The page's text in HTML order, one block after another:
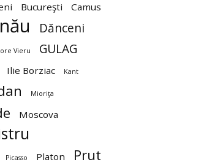
Bucureşti Camus
Dănceni
Vieru
GULAG
Ilie Borziac Kant
Mioriţa
Moscova
Picasso Platon Prut